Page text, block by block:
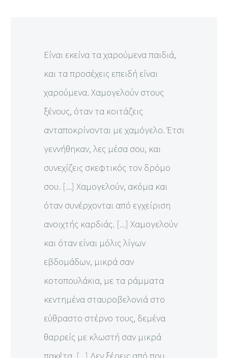
Είναι εκείνα τα χαρούμενα παιδιά,
και τα προσέχεις επειδή είναι
χαρούμενα. Χαμογελούν στους
ξένους, όταν τα κοιτάζεις
ανταποκρίνονται με χαμόγελο. Έτσι
γεννήθηκαν, λες μέσα σου, και
συνεχίζεις σκεφτικός τον δρόμο
σου. [...] Χαμογελούν, ακόμα και
όταν συνέρχονται από εγχείριση
ανοιχτής καρδιάς. [...] Χαμογελούν
και όταν είναι μόλις λίγων
εβδομάδων, μικρά σαν
κοτοπουλάκια, με τα ράμματα
κεντημένα σταυροβελονιά στο
εύθραστο στέρνο τους, δεμένα
θαρρείς με κλωστή σαν μικρά
πακέτα. [...] Δεν ξέρεις από που